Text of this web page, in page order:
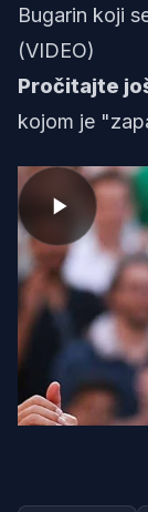
Bugarin koji
(VIDEO)
Pročitajte
kojom je